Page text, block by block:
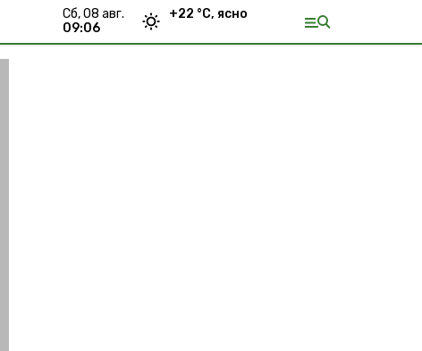
сб, 08 авг.
09:06
+22 °С, ясно